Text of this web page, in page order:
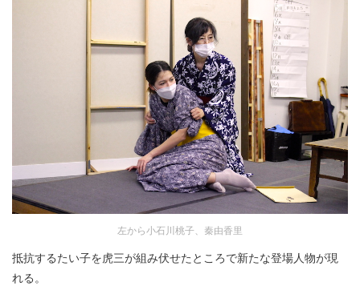
左から小石川桃子、秦由香里
抵抗するたい子を虎三が組み伏せたところで新たな登場人物が現
れる。